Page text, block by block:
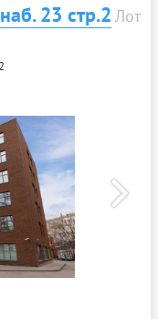
23 стр.2 Лот